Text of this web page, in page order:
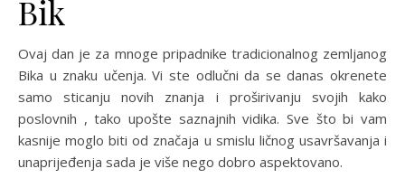
Bik
Ovaj dan je za mnoge pripadnike tradicionalnog zemljanog
Bika u znaku učenja. Vi ste odlučni da se danas okrenete
samo sticanju novih znanja i proširivanju svojih kako
poslovnih , tako upošte saznajnih vidika. Sve što bi vam
kasnije moglo biti od značaja u smislu ličnog usavršavanja i
unaprijeđenja sada je više nego dobro aspektovano.